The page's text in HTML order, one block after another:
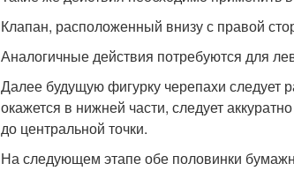
Клапан, расположенный внизу с правой
Аналогичные действия потребуются для
Далее будущую фигурку черепахи следует
окажется в нижней части, следует
до центральной точки.
На следующем этапе обе половинки